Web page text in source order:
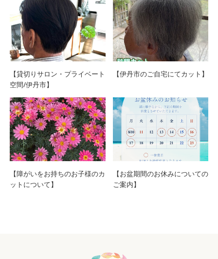
【貸切りサロン・プライベート
空間/伊丹市】
【伊丹市のご自宅にてカット】
【障がいをお持ちのお子様のカ
ットについて】
【お盆期間のお休みについての
ご案内】